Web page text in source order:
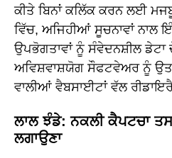
ਕੀਤੇ ਬਿਨਾਂ ਕਲਿੱਕ ਕਰਨ ਲਈ
ਵਿੱਚ, ਅਜਿਹੀਆਂ ਸੂਚਨਾਵਾਂ ਨਾਲ
ਉਪਭੋਗਤਾਵਾਂ ਨੂੰ ਸੰਵੇਦਨਸ਼ੀਲ ਡੇਟਾ
ਅਵਿਸ਼ਵਾਸ਼ਯੋਗ ਸੌਫਟਵੇਅਰ ਨੂੰ
ਵਾਲੀਆਂ ਵੈਬਸਾਈਟਾਂ ਵੱਲ
ਲਾਲ ਝੰਡੇ: ਨਕਲੀ ਕੈਪਟਚਾ
ਲਗਾਉਣਾ